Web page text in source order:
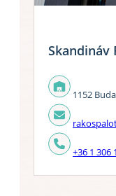
Skandináv
1152
+36 1 306